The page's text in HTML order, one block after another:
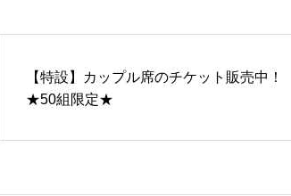
【特設】カップル席のチケット販売中！
★50組限定★